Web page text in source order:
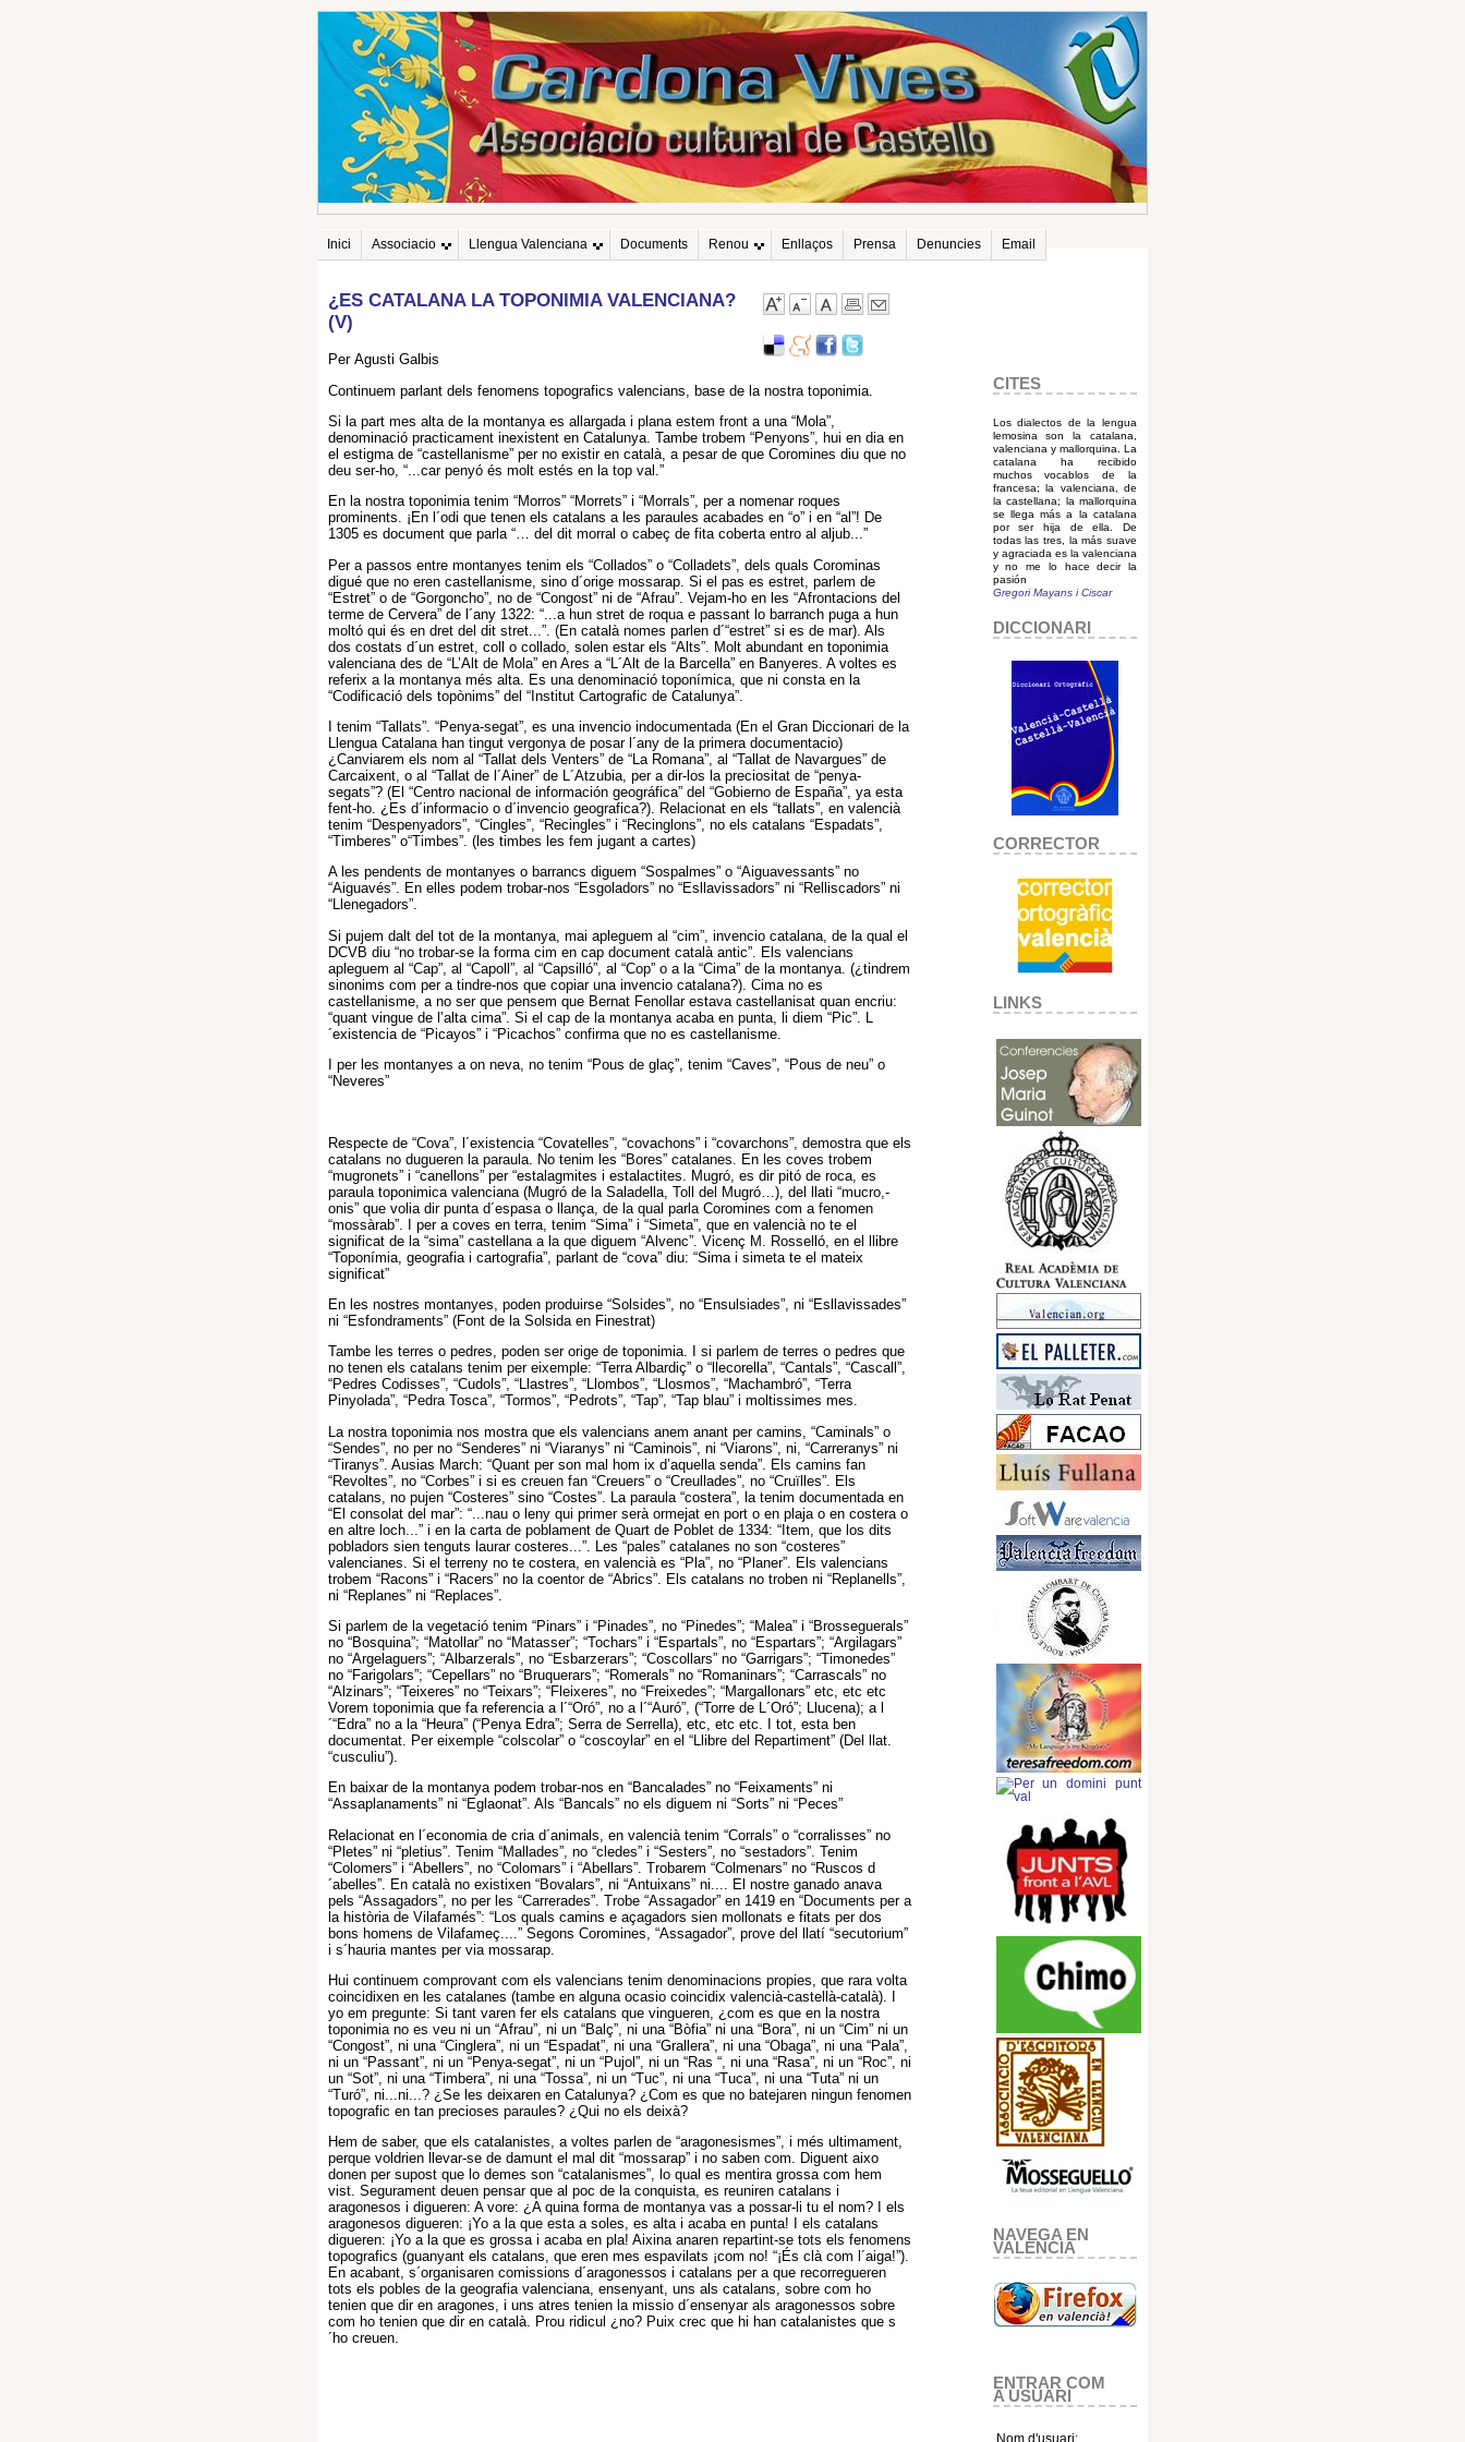
Inici Associacio Llengua Valenciana Documents Renou Enllaços Prensa Denuncies Email
¿ES CATALANA LA TOPONIMIA VALENCIANA?
(V)
Per Agusti Galbis
Continuem parlant dels fenomens topografics valencians, base de la nostra toponimia.
Si la part mes alta de la montanya es allargada i plana estem front a una “Mola”,
denominació practicament inexistent en Catalunya. Tambe trobem “Penyons”, hui en dia en
el estigma de “castellanisme” per no existir en català, a pesar de que Coromines diu que no
deu ser-ho, “...car penyó és molt estés en la top val.”
En la nostra toponimia tenim “Morros” “Morrets” i “Morrals”, per a nomenar roques
prominents. ¡En l´odi que tenen els catalans a les paraules acabades en “o” i en “al”! De
1305 es document que parla “… del dit morral o cabeç de fita coberta entro al aljub...”
Per a passos entre montanyes tenim els “Collados” o “Colladets”, dels quals Corominas
digué que no eren castellanisme, sino d´orige mossarap. Si el pas es estret, parlem de
“Estret” o de “Gorgoncho”, no de “Congost” ni de “Afrau”. Vejam-ho en les “Afrontacions del
terme de Cervera” de l´any 1322: “...a hun stret de roqua e passant lo barranch puga a hun
moltó qui és en dret del dit stret...”. (En català nomes parlen d´“estret” si es de mar). Als
dos costats d´un estret, coll o collado, solen estar els “Alts”. Molt abundant en toponimia
valenciana des de “L’Alt de Mola” en Ares a “L´Alt de la Barcella” en Banyeres. A voltes es
referix a la montanya més alta. Es una denominació toponímica, que ni consta en la
“Codificació dels topònims” del “Institut Cartografic de Catalunya”.
I tenim “Tallats”. “Penya-segat”, es una invencio indocumentada (En el Gran Diccionari de la
Llengua Catalana han tingut vergonya de posar l´any de la primera documentacio)
¿Canviarem els nom al “Tallat dels Venters” de “La Romana”, al “Tallat de Navargues” de
Carcaixent, o al “Tallat de l´Ainer” de L´Atzubia, per a dir-los la preciositat de “penya-
segats”? (El “Centro nacional de información geográfica” del “Gobierno de España”, ya esta
fent-ho. ¿Es d´informacio o d´invencio geografica?). Relacionat en els “tallats”, en valencià
tenim “Despenyadors”, “Cingles”, “Recingles” i “Recinglons”, no els catalans “Espadats”,
“Timberes” o“Timbes”. (les timbes les fem jugant a cartes)
A les pendents de montanyes o barrancs diguem “Sospalmes” o “Aiguavessants” no
“Aiguavés”. En elles podem trobar-nos “Esgoladors” no “Esllavissadors” ni “Relliscadors” ni
“Llenegadors”.
Si pujem dalt del tot de la montanya, mai apleguem al “cim”, invencio catalana, de la qual el
DCVB diu “no trobar-se la forma cim en cap document català antic”. Els valencians
apleguem al “Cap”, al “Capoll”, al “Capsilló”, al “Cop” o a la “Cima” de la montanya. (¿tindrem
sinonims com per a tindre-nos que copiar una invencio catalana?). Cima no es
castellanisme, a no ser que pensem que Bernat Fenollar estava castellanisat quan encriu:
“quant vingue de l’alta cima”. Si el cap de la montanya acaba en punta, li diem “Pic”. L
´existencia de “Picayos” i “Picachos” confirma que no es castellanisme.
I per les montanyes a on neva, no tenim “Pous de glaç”, tenim “Caves”, “Pous de neu” o
“Neveres”
Respecte de “Cova”, l´existencia “Covatelles”, “covachons” i “covarchons”, demostra que els
catalans no dugueren la paraula. No tenim les “Bores” catalanes. En les coves trobem
“mugronets” i “canellons” per “estalagmites i estalactites. Mugró, es dir pitó de roca, es
paraula toponimica valenciana (Mugró de la Saladella, Toll del Mugró…), del llati “mucro,-
onis” que volia dir punta d´espasa o llança, de la qual parla Coromines com a fenomen
“mossàrab”. I per a coves en terra, tenim “Sima” i “Simeta”, que en valencià no te el
significat de la “sima” castellana a la que diguem “Alvenc”. Vicenç M. Rosselló, en el llibre
“Toponímia, geografia i cartografia”, parlant de “cova” diu: “Sima i simeta te el mateix
significat”
En les nostres montanyes, poden produirse “Solsides”, no “Ensulsiades”, ni “Esllavissades”
ni “Esfondraments” (Font de la Solsida en Finestrat)
Tambe les terres o pedres, poden ser orige de toponimia. I si parlem de terres o pedres que
no tenen els catalans tenim per eixemple: “Terra Albardiç” o “llecorella”, “Cantals”, “Cascall”,
“Pedres Codisses”, “Cudols”, “Llastres”, “Llombos”, “Llosmos”, “Machambró”, “Terra
Pinyolada”, “Pedra Tosca”, “Tormos”, “Pedrots”, “Tap”, “Tap blau” i moltissimes mes.
La nostra toponimia nos mostra que els valencians anem anant per camins, “Caminals” o
“Sendes”, no per no “Senderes” ni “Viaranys” ni “Caminois”, ni “Viarons”, ni, “Carreranys” ni
“Tiranys”. Ausias March: “Quant per son mal hom ix d’aquella senda”. Els camins fan
“Revoltes”, no “Corbes” i si es creuen fan “Creuers” o “Creullades”, no “Cruïlles”. Els
catalans, no pujen “Costeres” sino “Costes”. La paraula “costera”, la tenim documentada en
“El consolat del mar”: “...nau o leny qui primer serà ormejat en port o en plaja o en costera o
en altre loch...” i en la carta de poblament de Quart de Poblet de 1334: “Item, que los dits
pobladors sien tenguts laurar costeres...”. Les “pales” catalanes no son “costeres”
valencianes. Si el terreny no te costera, en valencià es “Pla”, no “Planer”. Els valencians
trobem “Racons” i “Racers” no la coentor de “Abrics”. Els catalans no troben ni “Replanells”,
ni “Replanes” ni “Replaces”.
Si parlem de la vegetació tenim “Pinars” i “Pinades”, no “Pinedes”; “Malea” i “Brosseguerals”
no “Bosquina”; “Matollar” no “Matasser”; “Tochars” i “Espartals”, no “Espartars”; “Argilagars”
no “Argelaguers”; “Albarzerals”, no “Esbarzerars”; “Coscollars” no “Garrigars”; “Timonedes”
no “Farigolars”; “Cepellars” no “Bruquerars”; “Romerals” no “Romaninars”; “Carrascals” no
“Alzinars”; “Teixeres” no “Teixars”; “Fleixeres”, no “Freixedes”; “Margallonars” etc, etc etc
Vorem toponimia que fa referencia a l´“Oró”, no a l´“Auró”, (“Torre de L´Oró”; Llucena); a l
´“Edra” no a la “Heura” (“Penya Edra”; Serra de Serrella), etc, etc etc. I tot, esta ben
documentat. Per eixemple “colscolar” o “coscoylar” en el “Llibre del Repartiment” (Del llat.
“cusculiu”).
En baixar de la montanya podem trobar-nos en “Bancalades” no “Feixaments” ni
“Assaplanaments” ni “Eglaonat”. Als “Bancals” no els diguem ni “Sorts” ni “Peces”
Relacionat en l´economia de cria d´animals, en valencià tenim “Corrals” o “corralisses” no
“Pletes” ni “pletius”. Tenim “Mallades”, no “cledes” i “Sesters”, no “sestadors”. Tenim
“Colomers” i “Abellers”, no “Colomars” i “Abellars”. Trobarem “Colmenars” no “Ruscos d
´abelles”. En català no existixen “Bovalars”, ni “Antuixans” ni.... El nostre ganado anava
pels “Assagadors”, no per les “Carrerades”. Trobe “Assagador” en 1419 en “Documents per a
la història de Vilafamés”: “Los quals camins e açagadors sien mollonats e fitats per dos
bons homens de Vilafameç....” Segons Coromines, “Assagador”, prove del llatí “secutorium”
i s´hauria mantes per via mossarap.
Hui continuem comprovant com els valencians tenim denominacions propies, que rara volta
coincidixen en les catalanes (tambe en alguna ocasio coincidix valencià-castellà-català). I
yo em pregunte: Si tant varen fer els catalans que vingueren, ¿com es que en la nostra
toponimia no es veu ni un “Afrau”, ni un “Balç”, ni una “Bòfia” ni una “Bora”, ni un “Cim” ni un
“Congost”, ni una “Cinglera”, ni un “Espadat”, ni una “Grallera”, ni una “Obaga”, ni una “Pala”,
ni un “Passant”, ni un “Penya-segat”, ni un “Pujol”, ni un “Ras “, ni una “Rasa”, ni un “Roc”, ni
un “Sot”, ni una “Timbera”, ni una “Tossa”, ni un “Tuc”, ni una “Tuca”, ni una “Tuta” ni un
“Turó”, ni...ni...? ¿Se les deixaren en Catalunya? ¿Com es que no batejaren ningun fenomen
topografic en tan precioses paraules? ¿Qui no els deixà?
Hem de saber, que els catalanistes, a voltes parlen de “aragonesismes”, i més ultimament,
perque voldrien llevar-se de damunt el mal dit “mossarap” i no saben com. Diguent aixo
donen per supost que lo demes son “catalanismes”, lo qual es mentira grossa com hem
vist. Segurament deuen pensar que al poc de la conquista, es reuniren catalans i
aragonesos i digueren: A vore: ¿A quina forma de montanya vas a possar-li tu el nom? I els
aragonesos digueren: ¡Yo a la que esta a soles, es alta i acaba en punta! I els catalans
digueren: ¡Yo a la que es grossa i acaba en pla! Aixina anaren repartint-se tots els fenomens
topografics (guanyant els catalans, que eren mes espavilats ¡com no! “¡És clà com l´aiga!”).
En acabant, s´organisaren comissions d´aragonessos i catalans per a que recorregueren
tots els pobles de la geografia valenciana, ensenyant, uns als catalans, sobre com ho
tenien que dir en aragones, i uns atres tenien la missio d´ensenyar als aragonessos sobre
com ho tenien que dir en català. Prou ridicul ¿no? Puix crec que hi han catalanistes que s
´ho creuen.
CITES
Los dialectos de la lengua
lemosina son la catalana,
valenciana y mallorquina. La
catalana ha recibido
muchos vocablos de la
francesa; la valenciana, de
la castellana; la mallorquina
se llega más a la catalana
por ser hija de ella. De
todas las tres, la más suave
y agraciada es la valenciana
y no me lo hace decir la
pasión
Gregori Mayans i Ciscar
DICCIONARI
CORRECTOR
LINKS
NAVEGA EN
VALENCIA
ENTRAR COM
A USUARI